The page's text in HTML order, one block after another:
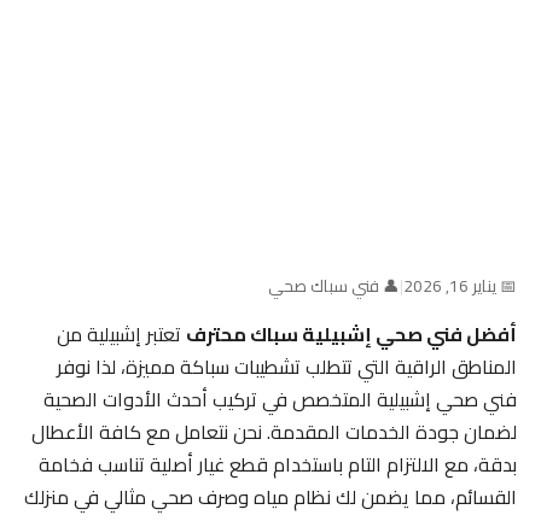
📅 يناير 16, 2026 |👤 فني سباك صحي
أفضل فني صحي إشبيلية سباك محترفتعتبر إشبيلية من
المناطق الراقية التي تتطلب تشطيبات سباكة مميزة، لذا نوفر
فني صحي إشبيلية المتخصص في تركيب أحدث الأدوات الصحية
لضمان جودة الخدمات المقدمة. نحن نتعامل مع كافة الأعطال
بدقة، مع الالتزام التام باستخدام قطع غيار أصلية تناسب فخامة
القسائم، مما يضمن لك نظام مياه وصرف صحي مثالي في منزلك